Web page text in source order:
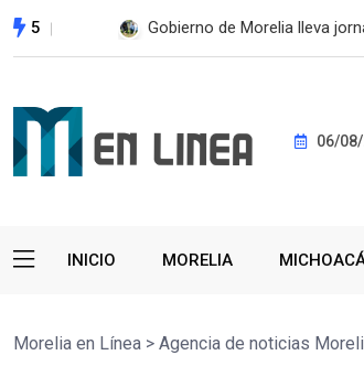
5 Gobierno de Morelia lleva
06/
INICIO MORELIA
Morelia en Línea > Agencia de noticias